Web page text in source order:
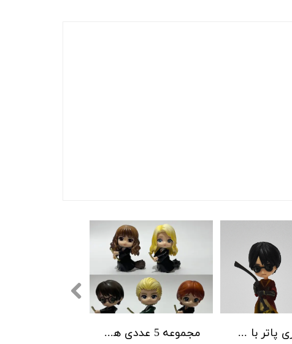
مجموعه 5 عددی هریپاتر با چوب جادو فیگور هری پاتر با جارو